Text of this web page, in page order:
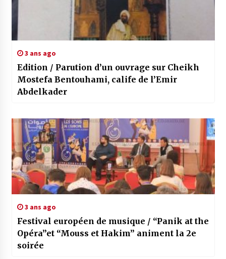
3 ans ago
Edition / Parution d’un ouvrage sur Cheikh
Mostefa Bentouhami, calife de l’Emir
Abdelkader
3 ans ago
Festival européen de musique / “Panik at the
Opéra”et “Mouss et Hakim” animent la 2e
soirée